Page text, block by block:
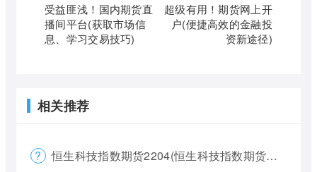
受益匪浅！国内期货直
播间平台(获取市场信
息、学习交易技巧)
超级有用！期货网上开
户(便捷高效的金融投
资新途径)
相关推荐
恒生科技指数期货2204(恒生科技指数期货夜盘)